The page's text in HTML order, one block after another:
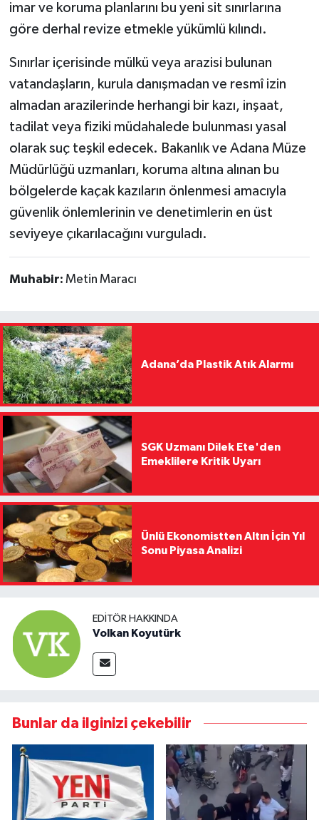
imar ve koruma planlarını bu yeni sit sınırlarına
göre derhal revize etmekle yükümlü kılındı.
Sınırlar içerisinde mülkü veya arazisi bulunan
vatandaşların, kurula danışmadan ve resmî izin
almadan arazilerinde herhangi bir kazı, inşaat,
tadilat veya fiziki müdahalede bulunması yasal
olarak suç teşkil edecek. Bakanlık ve Adana Müze
Müdürlüğü uzmanları, koruma altına alınan bu
bölgelerde kaçak kazıların önlenmesi amacıyla
güvenlik önlemlerinin ve denetimlerin en üst
seviyeye çıkarılacağını vurguladı.
Muhabir: Metin Maracı
Adana’da Plastik Atık Alarmı
SGK Uzmanı Dilek Ete'den
Emeklilere Kritik Uyarı
Ünlü Ekonomistten Altın İçin Yıl
Sonu Piyasa Analizi
EDITÖR HAKKINDA
Volkan Koyutürk
Bunlar da ilginizi çekebilir